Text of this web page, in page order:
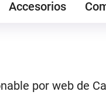
Accesorios
por web de